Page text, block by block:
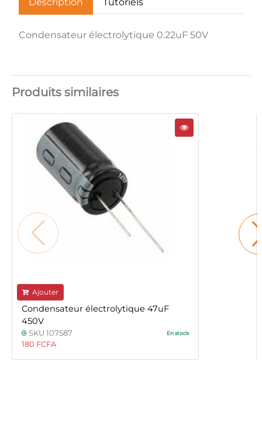
Condensateur électrolytique 0.22uF 50V
Produits similaires
Ajouter
Condensateur électrolytique 47uF
450V
SKU 107587 En stock
180 FCFA